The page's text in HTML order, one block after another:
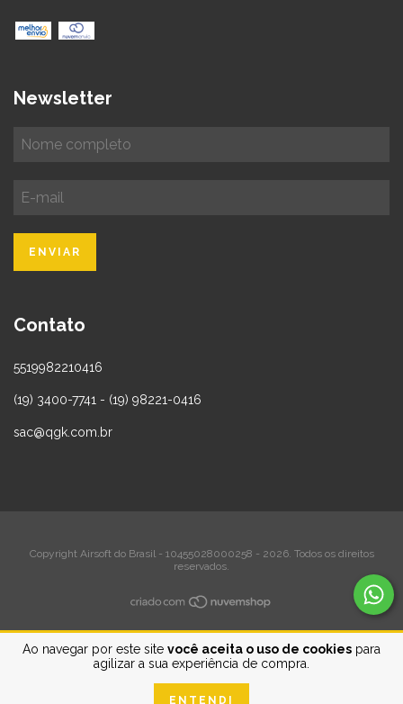
Ao navegar por este site você aceita o uso de cookies para
agilizar a sua experiência de compra.
ENTENDI
Newsletter
Contato
5519982210416
(19) 3400-7741 - (19) 98221-0416
sac@qgk.com.br
Copyright Airsoft do Brasil - 10455028000258 - 2026. Todos os direitos
reservados.